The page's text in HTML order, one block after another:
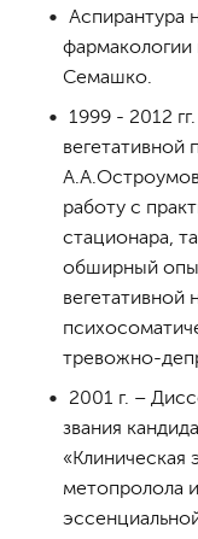
Аспирантура
Семашко.
1999 - 2012
работу с
стационара,
обширный
вегетативной
тревожно-
2001 г. –
звания
«Клиническая
метопролола